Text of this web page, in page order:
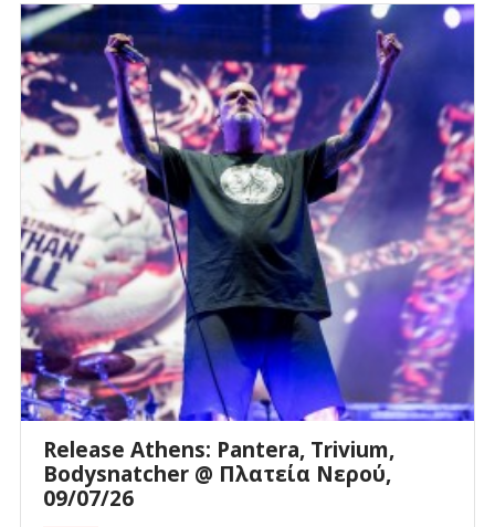
Release Athens: Pantera, Trivium,
Bodysnatcher @ Πλατεία Νερού,
09/07/26